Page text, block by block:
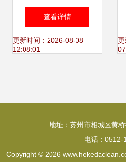
清洁的科技力量
查看详情
更新时间：2026-08-08
12:08:01
更
地址：苏州市相城区黄
电话：0512-
Copyright © 2026